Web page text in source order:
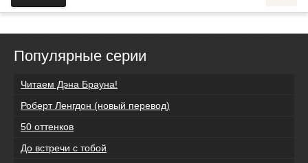
Популярные серии
Читаем Дэна Брауна!
Роберт Ленгдон (новый перевод)
50 оттенков
До встречи с тобой